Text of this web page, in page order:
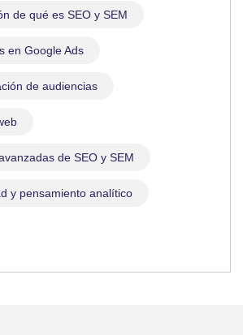
de qué es SEO y SEM
en Google Ads
de audiencias
de SEO y SEM
y pensamiento analítico